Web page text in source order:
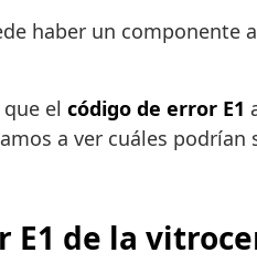
haber un componente
el código de error E1
a ver cuáles
E1 de la